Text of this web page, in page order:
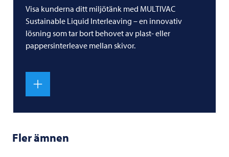
Visa kunderna ditt miljötänk med MULTIVAC
Sustainable Liquid Interleaving – en innovativ
lösning som tar bort behovet av plast- eller
pappersinterleave mellan skivor.
Fler ämnen